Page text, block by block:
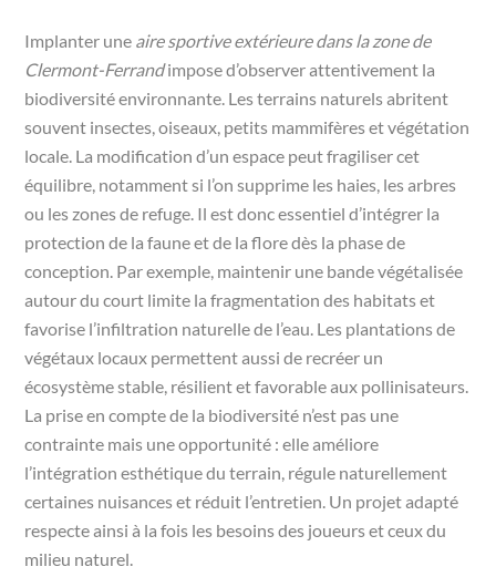
Implanter une aire sportive extérieure dans la zone de
Clermont-Ferrandimpose d’observer attentivement la
biodiversité environnante. Les terrains naturels abritent
souvent insectes, oiseaux, petits mammifères et végétation
locale. La modification d’un espace peut fragiliser cet
équilibre, notamment si l’on supprime les haies, les arbres
ou les zones de refuge. Il est donc essentiel d’intégrer la
protection de la faune et de la flore dès la phase de
conception. Par exemple, maintenir une bande végétalisée
autour du court limite la fragmentation des habitats et
favorise l’infiltration naturelle de l’eau. Les plantations de
végétaux locaux permettent aussi de recréer un
écosystème stable, résilient et favorable aux pollinisateurs.
La prise en compte de la biodiversité n’est pas une
contrainte mais une opportunité : elle améliore
l’intégration esthétique du terrain, régule naturellement
certaines nuisances et réduit l’entretien. Un projet adapté
respecte ainsi à la fois les besoins des joueurs et ceux du
milieu naturel.